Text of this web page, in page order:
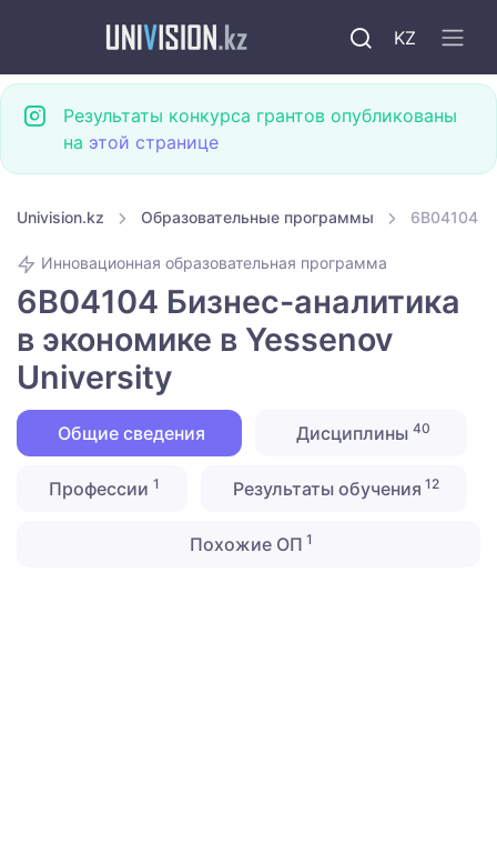
KZ
Результаты конкурса грантов опубликованы
на этой странице
Univision.kz Образовательные программы 6B04104
Инновационная образовательная программа
6B04104 Бизнес-аналитика
в экономике в Yessenov
University
Общие сведения Дисциплины 40
Профессии 1 Результаты обучения 12
Похожие ОП 1